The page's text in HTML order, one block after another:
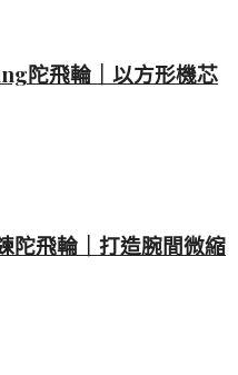
陀飛輪｜以方形機芯
陀飛輪｜打造腕間微縮